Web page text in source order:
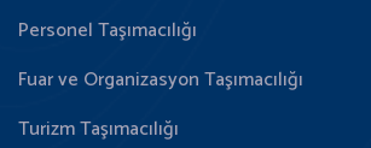
Personel Taşımacılığı
Fuar ve Organizasyon Taşımacılığı
Turizm Taşımacılığı